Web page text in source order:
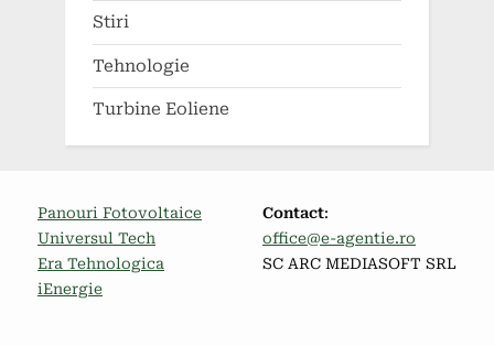
Stiri
Tehnologie
Turbine Eoliene
Panouri Fotovoltaice
Universul Tech
Era Tehnologica
iEnergie
Contact:
office@e-agentie.ro
SC ARC MEDIASOFT SRL